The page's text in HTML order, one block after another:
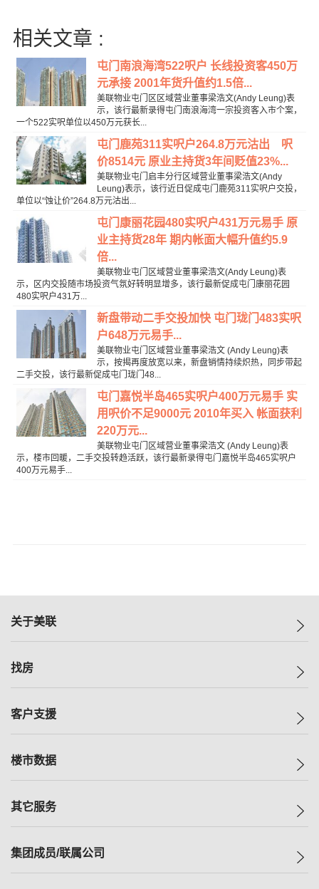
相关文章 :
屯门南浪海湾522呎户 长线投资客450万
元承接 2001年货升值约1.5倍...
美联物业屯门区区域营业董事梁浩文(Andy Leung)表
示，该行最新录得屯门南浪海湾一宗投资客入市个案，
一个522实呎单位以450万元获长...
屯门鹿苑311实呎户264.8万元沽出 呎
价8514元 原业主持货3年间贬值23%...
美联物业屯门启丰分行区域营业董事梁浩文(Andy
Leung)表示，该行近日促成屯门鹿苑311实呎户交投，
单位以“蚀让价”264.8万元沽出...
屯门康丽花园480实呎户431万元易手 原
业主持货28年 期内帐面大幅升值约5.9
倍...
美联物业屯门区域营业董事梁浩文(Andy Leung)表
示，区内交投随市场投资气氛好转明显增多，该行最新促成屯门康丽花园
480实呎户431万...
新盘带动二手交投加快 屯门珑门483实呎
户648万元易手...
美联物业屯门区域营业董事梁浩文 (Andy Leung)表
示，按揭再度放宽以来，新盘销情持续炽热，同步带起
二手交投，该行最新促成屯门珑门48...
屯门嘉悦半岛465实呎户400万元易手 实
用呎价不足9000元 2010年买入 帐面获利
220万元...
美联物业屯门区域营业董事梁浩文 (Andy Leung)表
示，楼市回暖，二手交投转趋活跃，该行最新录得屯门嘉悦半岛465实呎户
400万元易手...
关于美联
美联集团
人才招募
找房
一手新房
减价
美联豪宅
独家楼盘
租房
客户支援
自助放盘
查询热线
按揭计算机
负担能力计算机
楼市数据
指数
历史成交
其它服务
小区专页
集团成员/联属公司